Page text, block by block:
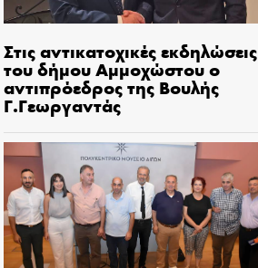
Στις αντικατοχικές εκδηλώσεις
του δήμου Αμμοχώστου ο
αντιπρόεδρος της Βουλής
Γ.Γεωργαντάς